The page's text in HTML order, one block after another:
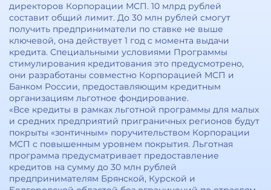
директоров Корпорации МСП. 10 млрд рублей
составит общий лимит. До 30 млн рублей смогут
получить предприниматели по ставке не выше
ключевой, она действует 1 год с момента выдачи
кредита. Специальными условиями Программы
стимулирования кредитования это предусмотрено,
они разработаны совместно Корпорацией МСП и
Банком России, предоставляющим кредитным
организациям льготное фондирование.
«Все кредиты в рамках льготной программы для малых
и средних предприятий приграничных регионов будут
покрыты «зонтичным» поручительством Корпорации
МСП с повышенным уровнем покрытия. Льготная
программа предусматривает предоставление
кредитов на сумму до 30 млн рублей
предпринимателям Брянской, Курской и